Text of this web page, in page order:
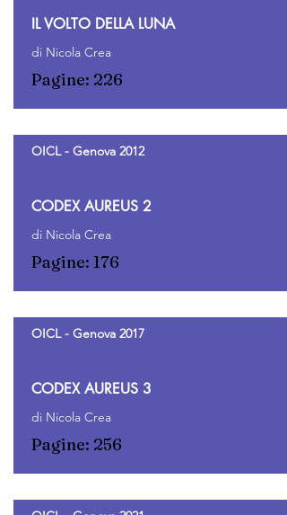
IL VOLTO DELLA LUNA
di Nicola Crea
Pagine: 226
OICL - Genova 2012
CODEX AUREUS 2
di Nicola Crea
Pagine: 176
OICL - Genova 2017
CODEX AUREUS 3
di Nicola Crea
Pagine: 256